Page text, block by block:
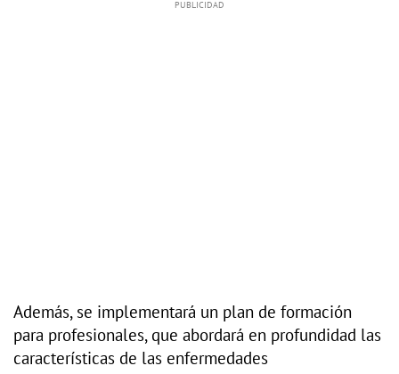
Además, se implementará un plan de formación
para profesionales, que abordará en profundidad las
características de las enfermedades